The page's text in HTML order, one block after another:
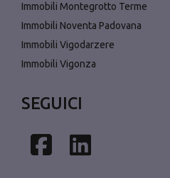
Immobili Montegrotto Terme
Immobili Noventa Padovana
Immobili Vigodarzere
Immobili Vigonza
SEGUICI
Facebook
Linkedin